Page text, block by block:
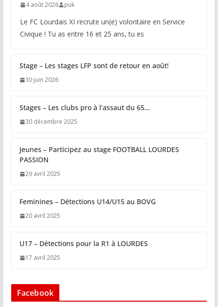
4 août 2026 puk
Le FC Lourdais XI recrute un(e) volontaire en Service
Civique ! Tu as entre 16 et 25 ans, tu es
Stage – Les stages LFP sont de retour en août!
30 juin 2026
Stages – Les clubs pro à l’assaut du 65…
30 décembre 2025
Jeunes – Participez au stage FOOTBALL LOURDES
PASSION
29 avril 2025
Feminines – Détections U14/U15 au BOVG
20 avril 2025
U17 – Détections pour la R1 à LOURDES
17 avril 2025
Facebook